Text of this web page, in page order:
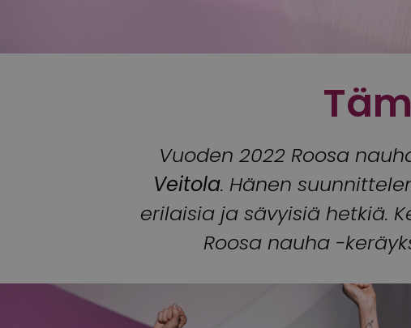
Vuoden 2022 Roosa
Veitola. Hänen
erilaisia ja sävyisiä hetkiä.
Roosa nauha -